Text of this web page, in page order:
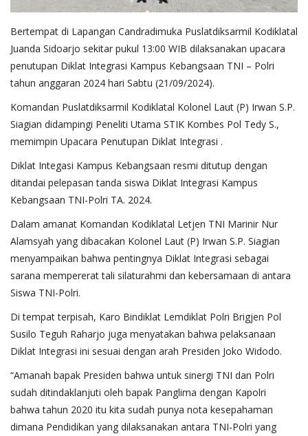
Bertempat di Lapangan Candradimuka Puslatdiksarmil Kodiklatal
Juanda Sidoarjo sekitar pukul 13:00 WIB dilaksanakan upacara
penutupan Diklat Integrasi Kampus Kebangsaan TNI – Polri
tahun anggaran 2024 hari Sabtu (21/09/2024).
Komandan Puslatdiksarmil Kodiklatal Kolonel Laut (P) Irwan S.P.
Siagian didampingi Peneliti Utama STIK Kombes Pol Tedy S.,
memimpin Upacara Penutupan Diklat Integrasi .
Diklat Integasi Kampus Kebangsaan resmi ditutup dengan
ditandai pelepasan tanda siswa Diklat Integrasi Kampus
Kebangsaan TNI-Polri TA. 2024.
Dalam amanat Komandan Kodiklatal Letjen TNI Marinir Nur
Alamsyah yang dibacakan Kolonel Laut (P) Irwan S.P. Siagian
menyampaikan bahwa pentingnya Diklat Integrasi sebagai
sarana mempererat tali silaturahmi dan kebersamaan di antara
Siswa TNI-Polri.
Di tempat terpisah, Karo Bindiklat Lemdiklat Polri Brigjen Pol
Susilo Teguh Raharjo juga menyatakan bahwa pelaksanaan
Diklat Integrasi ini sesuai dengan arah Presiden Joko Widodo.
“Amanah bapak Presiden bahwa untuk sinergi TNI dan Polri
sudah ditindaklanjuti oleh bapak Panglima dengan Kapolri
bahwa tahun 2020 itu kita sudah punya nota kesepahaman
dimana Pendidikan yang dilaksanakan antara TNI-Polri yang